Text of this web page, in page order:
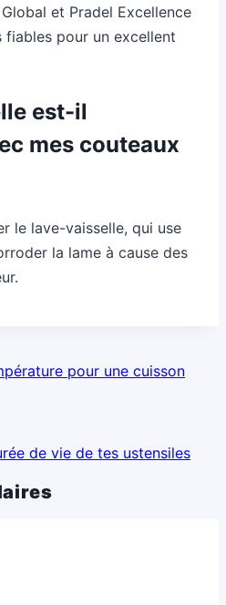
et Pradel Excellence
fiables pour un excellent
est-il
mes couteaux
le lave-vaisselle, qui use
la lame à cause des
pour une cuisson
de vie de tes ustensiles